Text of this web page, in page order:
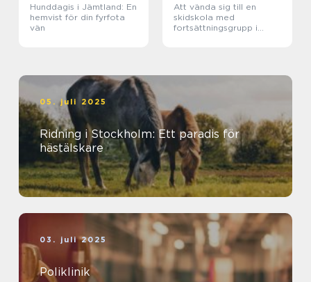
Hunddagis i Jämtland: En
hemvist för din fyrfota
vän
Att vända sig till en
skidskola med
fortsättningsgrupp i
05. juli 2025
Ridning i Stockholm: Ett paradis för
hästälskare
03. juli 2025
Poliklinik